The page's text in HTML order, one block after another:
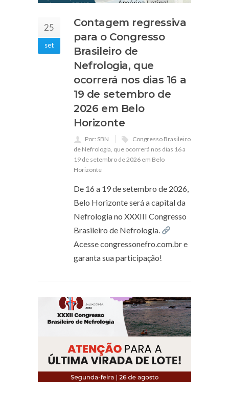
25
set
Contagem regressiva
para o Congresso
Brasileiro de
Nefrologia, que
ocorrerá nos dias 16 a
19 de setembro de
2026 em Belo
Horizonte
Por: SBN
Congresso Brasileiro
de Nefrologia, que ocorrerá nos dias 16 a
19 de setembro de 2026 em Belo
Horizonte
De 16 a 19 de setembro de 2026,
Belo Horizonte será a capital da
Nefrologia no XXXIII Congresso
Brasileiro de Nefrologia.
Acesse congressonefro.com.br e
garanta sua participação!